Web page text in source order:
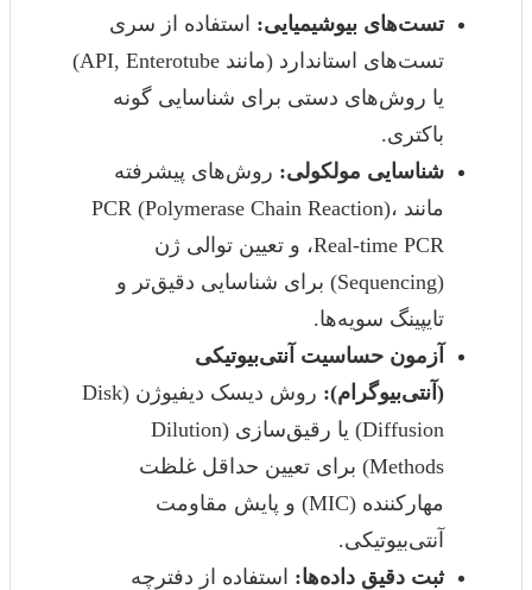
تست‌های بیوشیمیایی: استفاده از سری
تست‌های استاندارد (مانند API, Enterotube)
یا روش‌های دستی برای شناسایی گونه
باکتری.
شناسایی مولکولی: روش‌های پیشرفته
مانند PCR (Polymerase Chain Reaction)،
Real-time PCR، و تعیین توالی ژن
(Sequencing) برای شناسایی دقیق‌تر و
تایپینگ سویه‌ها.
آزمون حساسیت آنتی‌بیوتیکی
(آنتی‌بیوگرام):
روش دیسک دیفیوژن (Disk
Diffusion) یا رقیق‌سازی (Dilution
Methods) برای تعیین حداقل غلظت
مهارکننده (MIC) و پایش مقاومت
آنتی‌بیوتیکی.
ثبت دقیق داده‌ها: استفاده از دفترچه